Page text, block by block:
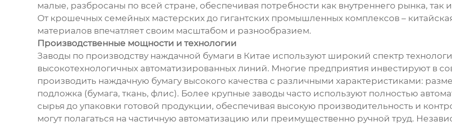
малые, разбросаны по всей стране, обеспечивая потребности как внутреннего рынка, так
От крошечных семейных мастерских до гигантских промышленных комплексов –
материалов впечатляет своим масштабом и разнообразием.
Производственные мощности и технологии
Заводы по производству наждачной бумаги в Китае используют широкий спектр
высокотехнологичных автоматизированных линий. Многие предприятия инвестируют в
производить наждачную бумагу высокого качества с различными характеристиками:
подложка (бумага, ткань, флис). Более крупные заводы часто используют полностью
сырья до упаковки готовой продукции, обеспечивая высокую производительность и
могут полагаться на частичную автоматизацию или преимущественно ручной труд.